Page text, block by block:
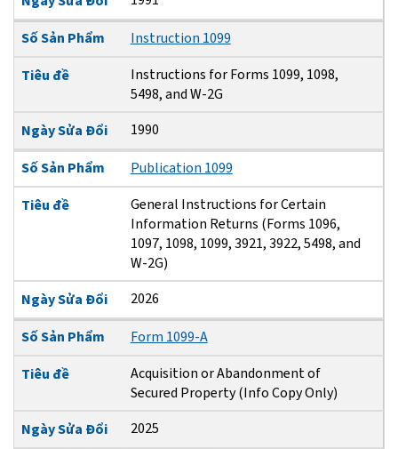
Số Sản Phẩm
Instruction 1099
Tiêu đề
Instructions for Forms 1099, 1098,
5498, and W-2G
Ngày Sửa Đổi
1990
Số Sản Phẩm
Publication 1099
Tiêu đề
General Instructions for Certain
Information Returns (Forms 1096,
1097, 1098, 1099, 3921, 3922, 5498, and
W-2G)
Ngày Sửa Đổi
2026
Số Sản Phẩm
Form 1099-A
Tiêu đề
Acquisition or Abandonment of
Secured Property (Info Copy Only)
Ngày Sửa Đổi
2025